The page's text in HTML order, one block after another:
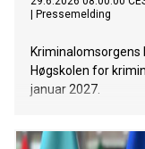
Pressemelding
Kriminalomsorgens
Høgskolen for
januar 2027.